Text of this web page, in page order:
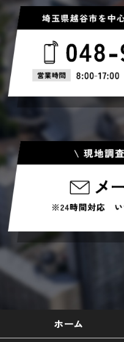
ホーム